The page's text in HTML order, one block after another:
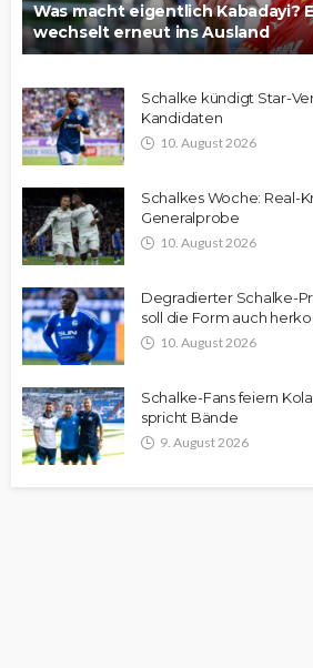
Was macht eigentlich Kabadayi?
wechselt erneut ins Ausland
Schalke kündigt Star-
Kandidaten
10. August 2026
Schalkes Woche: Real-
Generalprobe
10. August 2026
Degradierter Schalke-
soll die Form auch
10. August 2026
Schalke-Fans feiern
spricht Bände
9. August 2026